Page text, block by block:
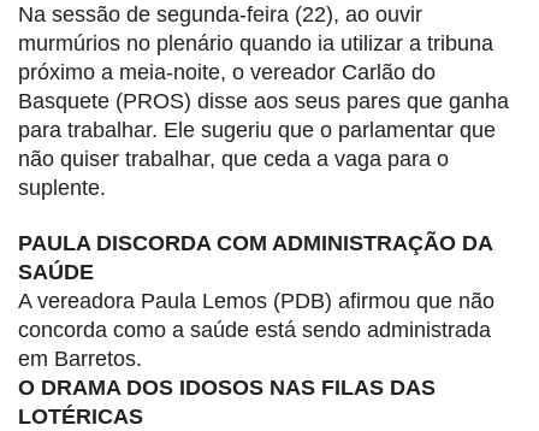
Na sessão de segunda-feira (22), ao ouvir
murmúrios no plenário quando ia utilizar a tribuna
próximo a meia-noite, o vereador Carlão do
Basquete (PROS) disse aos seus pares que ganha
para trabalhar. Ele sugeriu que o parlamentar que
não quiser trabalhar, que ceda a vaga para o
suplente.
PAULA DISCORDA COM ADMINISTRAÇÃO DA
SAÚDE
A vereadora Paula Lemos (PDB) afirmou que não
concorda como a saúde está sendo administrada
em Barretos.
O DRAMA DOS IDOSOS NAS FILAS DAS
LOTÉRICAS